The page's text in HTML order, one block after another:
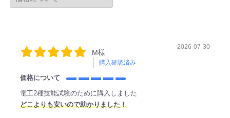
M様
購入確認済み
2026-07-30
価格について
電工2種技能試験のために購入しました
どこよりも安いので助かりました！